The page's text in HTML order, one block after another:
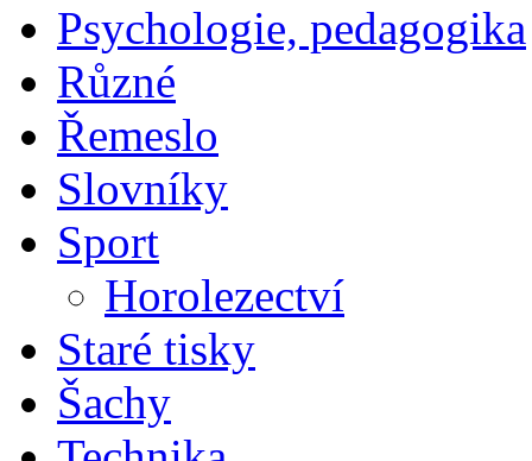
Psychologie, pedagogika
Různé
Řemeslo
Slovníky
Sport
Horolezectví
Staré tisky
Šachy